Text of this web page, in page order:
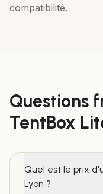
compatibilité.
Questions
TentBox
Quel est le prix
Lyon ?